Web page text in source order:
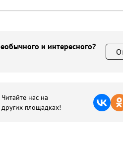
и интересного?
Читайте нас на
других площадках!